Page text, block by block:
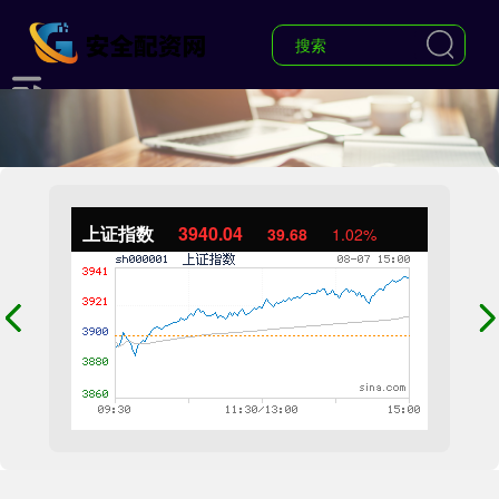
上证指数 3940.04 39.68 1.02%